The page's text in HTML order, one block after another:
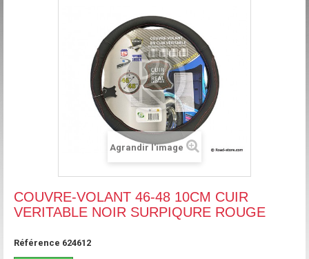
Agrandir l'image
COUVRE-VOLANT 46-48 10CM CUIR
VERITABLE NOIR SURPIQURE ROUGE
Référence 624612